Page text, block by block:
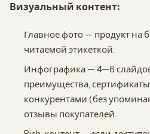
Визуальный контент:
Главное фото — продукт на
читаемой этикеткой.
Инфографика — 4—6
преимущества,
конкурентами (без
отзывы покупателей.